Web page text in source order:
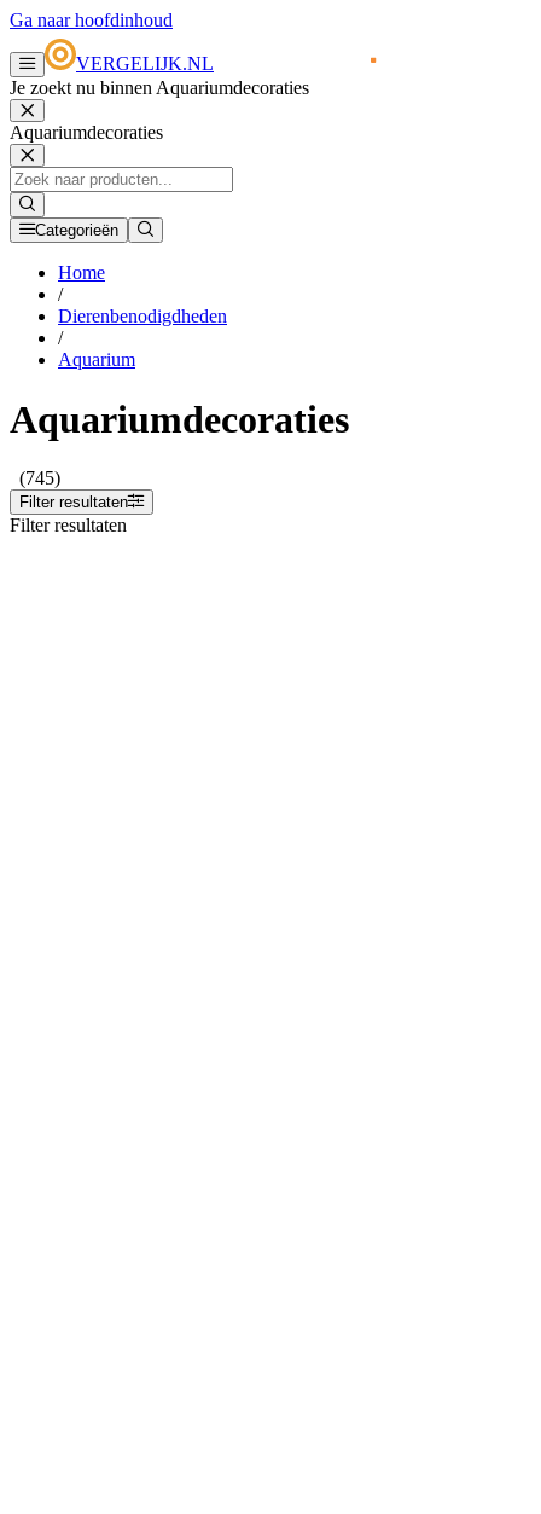
Ga naar hoofdinhoud
VERGELIJK.NL
Je zoekt nu binnen Aquariumdecoraties
Aquariumdecoraties
Categorieën
Home
/
Dierenbenodigdheden
/
Aquarium
Aquariumdecoraties
(745)
Filter resultaten
Filter resultaten